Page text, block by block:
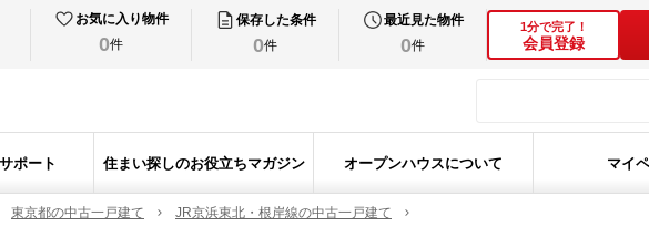
お気に入り物件
0件
保存した条件
0件
最近見た物件
0件
1分で完了！
会員登録
ポート 住まい探しのお役立ちマガジン オープンハウスについて マイ
東京都の中古一戸建て
JR京浜東北・根岸線の中古一戸建て